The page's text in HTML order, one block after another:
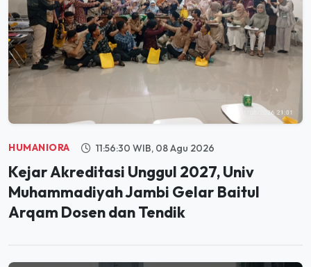
HUMANIORA 11:56:30 WIB, 08 Agu 2026
Kejar Akreditasi Unggul 2027, Univ
Muhammadiyah Jambi Gelar Baitul
Arqam Dosen dan Tendik